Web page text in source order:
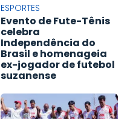
ESPORTES
Evento de Fute-Tênis
celebra
Independência do
Brasil e homenageia
ex-jogador de futebol
suzanense